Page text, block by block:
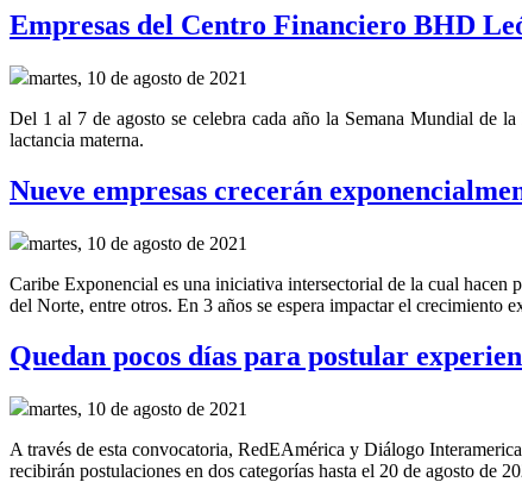
Empresas del Centro Financiero BHD
martes, 10 de agosto de 2021
Del 1 al 7 de agosto se celebra cada año la Semana Mundial de
lactancia materna.
Nueve empresas crecerán
martes, 10 de agosto de 2021
Caribe Exponencial es una iniciativa intersectorial de la cual
del Norte, entre otros. En 3 años se espera impactar el crecimiento
Quedan pocos días para postular
martes, 10 de agosto de 2021
A través de esta convocatoria, RedEAmérica y Diálogo
recibirán postulaciones en dos categorías hasta el 20 de agosto de